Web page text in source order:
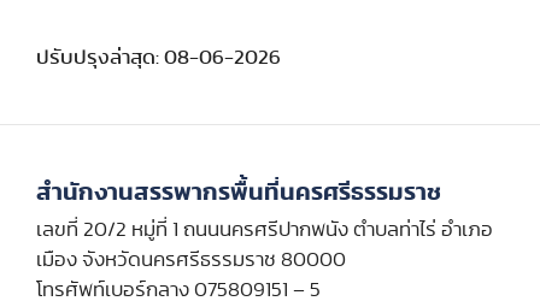
ปรับปรุงล่าสุด: 08-06-2026
สำนักงานสรรพากรพื้นที่นครศรีธรรมราช
เลขที่ 20/2 หมู่ที่ 1 ถนนนครศรีปากพนัง ตำบลท่าไร่ อำเภอ
เมือง จังหวัดนครศรีธรรมราช 80000
โทรศัพท์เบอร์กลาง 075809151 – 5